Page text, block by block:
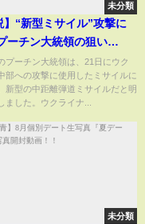
未分類
】“新型ミサイル”攻撃に
プーチン大統領は、21日にウク
部への攻撃に使用したミサイルに
新型の中距離弾道ミサイルだと明
ました。ウクライナ...
未分類